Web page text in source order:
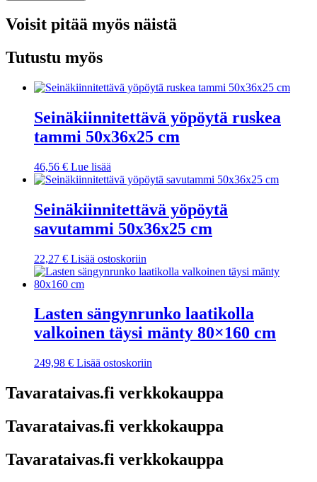
Voisit pitää myös näistä
Tutustu myös
Seinäkiinnitettävä yöpöytä ruskea
tammi 50x36x25 cm
46,56 € Lue lisää
Seinäkiinnitettävä yöpöytä
savutammi 50x36x25 cm
22,27 € Lisää ostoskoriin
Lasten sängynrunko laatikolla
valkoinen täysi mänty 80×160 cm
249,98 € Lisää ostoskoriin
Tavarataivas.fi verkkokauppa
Tavarataivas.fi verkkokauppa
Tavarataivas.fi verkkokauppa